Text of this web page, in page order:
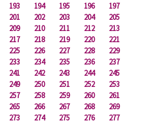
193 194 195 196
197
201 202 203 204
205
209 210 211 212
213
217 218 219 220
221
225 226 227 228
229
233 234 235 236
237
241 242 243 244
245
249 250 251 252
253
257 258 259 260
261
265 266 267 268
269
273 274 275 276
277